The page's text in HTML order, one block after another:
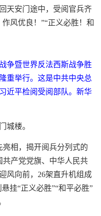
天安门途中，受阅官兵齐
风优良！”“正义必胜！和
争暨世界反法西斯战争胜
重举行。这是中共中央总
近平检阅受阅部队。新华
城楼。
亮相，揭开阅兵分列式的
产党党旗、中华人民共
风向前，26架直升机组成
挂“正义必胜”“和平必胜”